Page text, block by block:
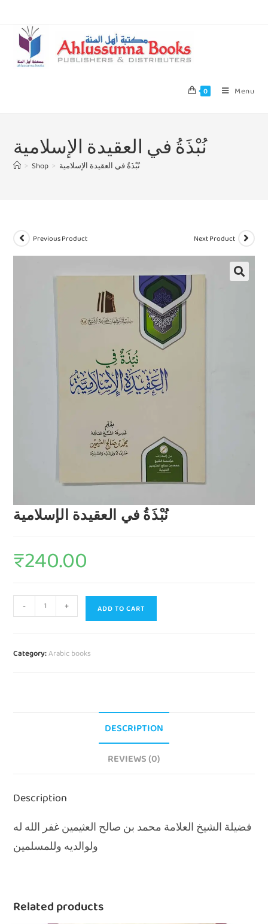
0 Menu
نُبْذَةُ في العقيدة الإسلامية
> Shop > نُبْذَةُ في العقيدة الإسلامية
Previous Product Next Product
نُبْذَةُ في العقيدة الإسلامية
₹240.00
- + ADD TO CART
Category:Arabic books
DESCRIPTION
REVIEWS (0)
Description
فضيلة الشيخ العلامة محمد بن صالح العثيمين غفر الله له
ولوالديه وللمسلمين
Related products